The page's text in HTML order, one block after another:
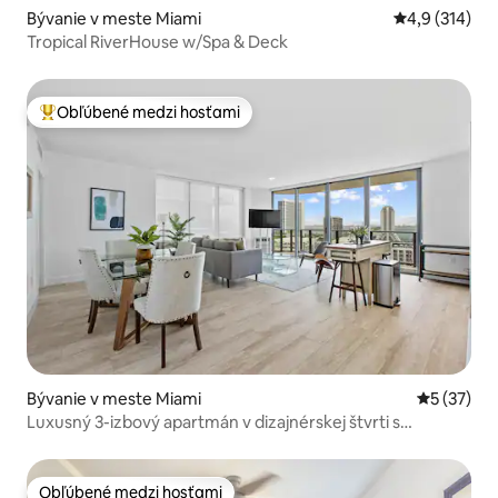
Bývanie v meste Miami Priemerné
4,9 (314)
Tropical RiverHouse w/Spa & Deck
Najobľúbenejšie medzi hosťami
Obľúbené medzi hosťami
Bývanie v meste Miami
5 (37)
Luxusný 3-izbový apartmán v dizajnérskej štvrti s
Obľúbené medzi hosťami